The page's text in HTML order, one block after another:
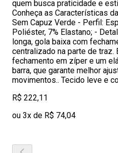
quem busca praticidade e
Conheça as Características
Sem Capuz Verde - Perfil:
Poliéster, 7% Elastano; -
longa, gola baixa com
centralizado na parte de
fechamento em zíper e um
barra, que garante melhor
movimentos.. Tecido leve e
R$ 222,11
ou 3x de R$ 74,04